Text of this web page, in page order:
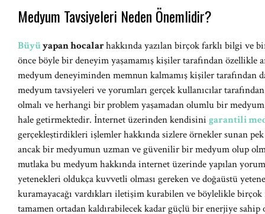
Medyum Tavsiyeleri Neden Önemlidir?
Büyüyapan hocalarhakkında yazılan birçok farklı bilgi ve
önce böyle bir deneyim yaşamamış kişiler tarafından özellikle
medyum deneyiminden memnun kalmamış kişiler tarafından
medyum tavsiyeleri ve yorumları gerçek kullanıcılar
olmalı ve herhangi bir problem yaşamadan olumlu bir
hale getirmektedir. İnternet üzerinden kendisini garantili
gerçekleştirdikleri işlemler hakkında sizlere örnekler sunan
ancak bir medyumun uzman ve güvenilir bir medyum olup
mutlaka bu medyum hakkında internet üzerinde yapılan
yetenekleri oldukça kuvvetli olması gereken ve doğaüstü
kuramayacağı vardıkları iletişim kurabilen ve böylelikle
tamamen ortadan kaldırabilecek kadar güçlü bir enerjiye